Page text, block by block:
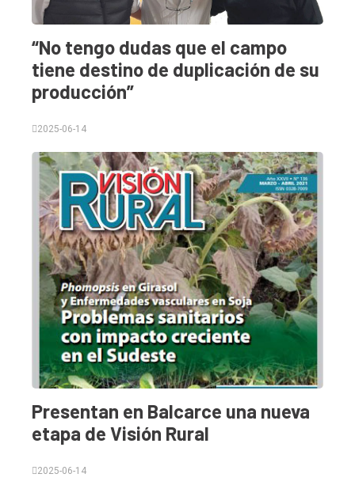
“No tengo dudas que el campo
tiene destino de duplicación de su
producción”
2025-06-14
Presentan en Balcarce una nueva
etapa de Visión Rural
2025-06-14